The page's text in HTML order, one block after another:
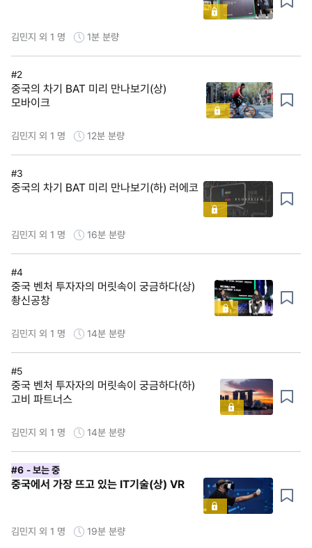
김민지 외 1 명 1분 분량
#2
중국의 차기 BAT 미리 만나보기(상)
모바이크
김민지 외 1 명 12분 분량
#3
중국의 차기 BAT 미리 만나보기(하) 러에코
김민지 외 1 명 16분 분량
#4
중국 벤처 투자자의 머릿속이 궁금하다(상)
촹신공창
김민지 외 1 명 14분 분량
#5
중국 벤처 투자자의 머릿속이 궁금하다(하)
고비 파트너스
김민지 외 1 명 14분 분량
#6 - 보는 중
중국에서 가장 뜨고 있는 IT기술(상) VR
김민지 외 1 명 19분 분량